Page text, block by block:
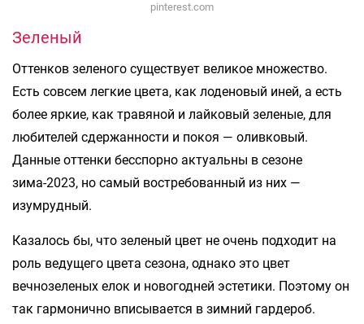
pinterest.com
Зеленый
Оттенков зеленого существует великое множество.
Есть совсем легкие цвета, как лоденовый иней, а есть
более яркие, как травяной и лайковый зеленые, для
любителей сдержанности и покоя — оливковый.
Данные оттенки бесспорно актуальны в сезоне
зима-2023, но самый востребованный из них —
изумрудный.
Казалось бы, что зеленый цвет не очень подходит на
роль ведущего цвета сезона, однако это цвет
вечнозеленых елок и новогодней эстетики. Поэтому он
так гармонично вписывается в зимний гардероб.